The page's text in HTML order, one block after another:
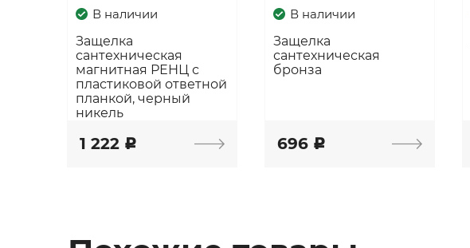
В наличии
Защелка
сантехническая
магнитная РЕНЦ с
пластиковой ответной
планкой, черный
никель
1 222 c
В наличии
Защелка
сантехническая
бронза
696 c